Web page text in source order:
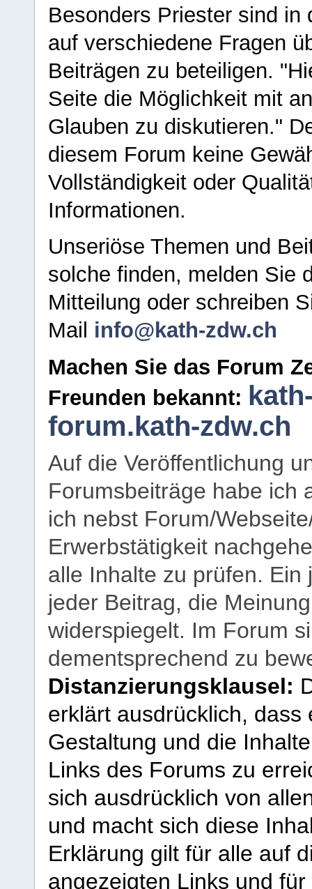
Besonders Priester sind in
auf verschiedene Fragen
Beiträgen zu beteiligen.
Seite die Möglichkeit mit
Glauben zu diskutieren."
diesem Forum keine
Vollständigkeit oder
Informationen.
Unseriöse Themen und
solche finden, melden Sie
Mitteilung oder schreiben
Mail info@kath-zdw.ch
Machen Sie das Forum
Freunden bekannt:
forum.kath-zdw.ch
Auf die Veröffentlichung
Forumsbeiträge habe ich
ich nebst Forum/
Erwerbstätigkeit
alle Inhalte zu prüfen.
jeder Beitrag, die
widerspiegelt. Im Forum
dementsprechend zu
Distanzierungsklausel:
erklärt ausdrücklich,
Gestaltung und die
Links des Forums zu
sich ausdrücklich von
und macht sich diese
Erklärung gilt für alle auf
angezeigten Links und